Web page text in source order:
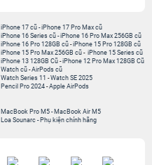
iPhone 17 cũ-iPhone 17 Pro Max cũ
iPhone 16 Series cũ- iPhone 16 Pro Max 256GB cũ
iPhone 16 Pro 128GB cũ-iPhone 15 Pro 128GB cũ
iPhone 15 Pro Max 256GB cũ- iPhone 15 Series cũ
iPhone 13 128GB Cũ-iPhone 12 Pro Max 128GB Cũ
Watch cũ-AirPods cũ
Watch Series 11 -Watch SE 2025
Pencil Pro 2024-Apple AirPods
MacBook Pro M5- MacBook Air M5
Loa Sounarc- Phụ kiện chính hãng